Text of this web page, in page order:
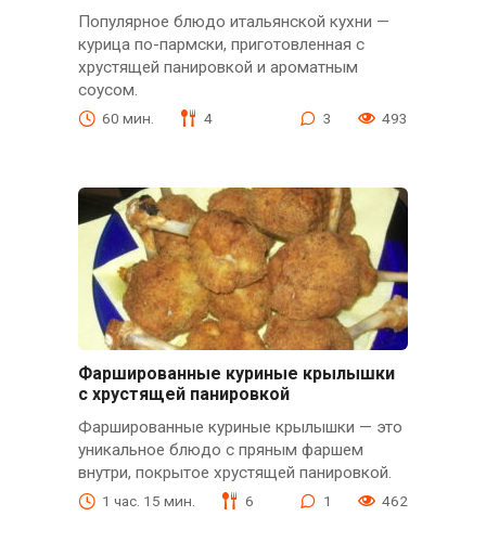
Популярное блюдо итальянской кухни —
курица по-пармски, приготовленная с
хрустящей панировкой и ароматным
соусом.
60 мин. 4 3 493
Фаршированные куриные крылышки
с хрустящей панировкой
Фаршированные куриные крылышки — это
уникальное блюдо с пряным фаршем
внутри, покрытое хрустящей панировкой.
1 час. 15 мин. 6 1 462